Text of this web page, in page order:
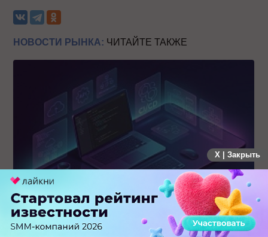
НОВОСТИ РЫНКА: ЧИТАЙТЕ ТАКЖЕ
MAX открывает API и запускает программу поддержки
разработчиков альтернативных клиентов
X | Закрыть